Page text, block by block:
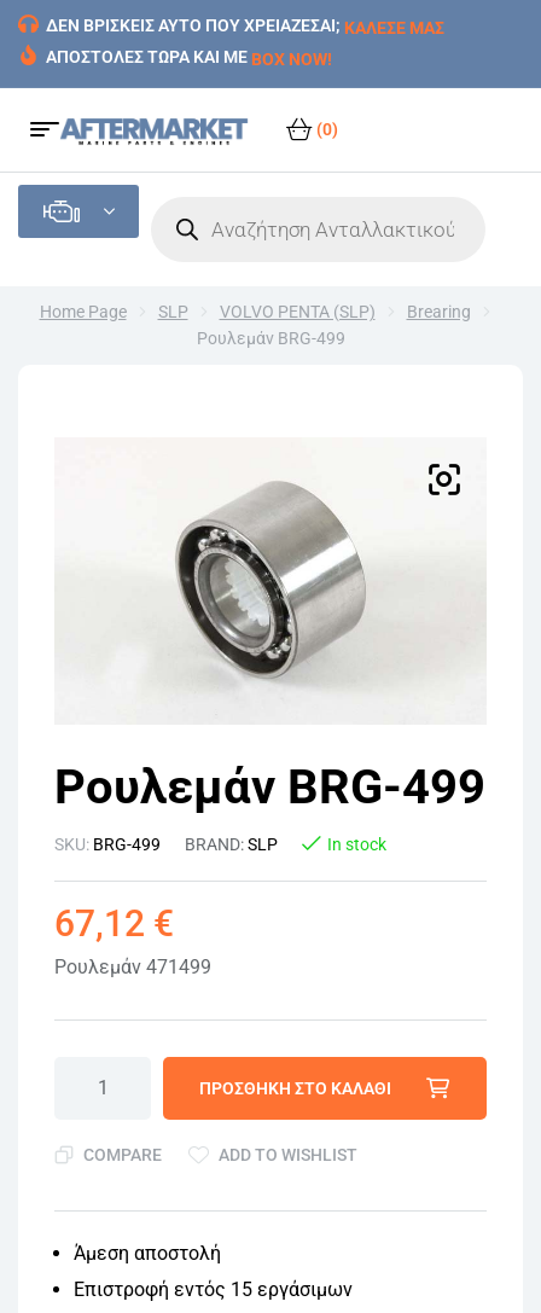
ΔΕΝ ΒΡΙΣΚΕΙΣ ΑΥΤΟ ΠΟΥ ΧΡΕΙΑΖΕΣΑΙ; ΚΑΛΕΣΕ ΜΑΣ
ΑΠΟΣΤΟΛΕΣ ΤΩΡΑ ΚΑΙ ΜΕ BOX NOW!
(0)
Home Page SLP VOLVO PENTA (SLP)
Brearing
Ρουλεμάν BRG-499
Ρουλεμάν BRG-499
SKU: BRG-499 BRAND:SLP In stock
67,12 €
Ρουλεμάν 471499
ΠΡΟΣΘΉΚΗ ΣΤΟ ΚΑΛΆΘΙ
COMPARE ADD TO WISHLIST
Άμεση αποστολή
Επιστροφή εντός 15 εργάσιμων